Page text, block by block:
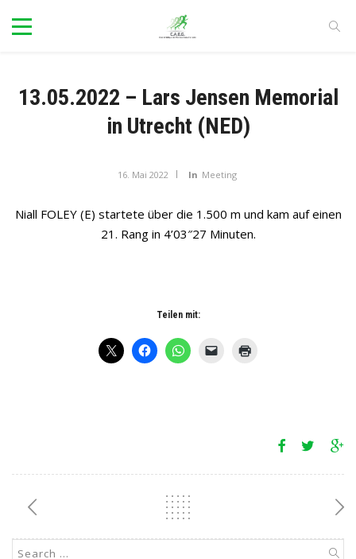
13.05.2022 – Lars Jensen Memorial
in Utrecht (NED)
16. Mai 2022 In Meeting
Niall FOLEY (E) startete über die 1.500 m und kam auf einen
21. Rang in 4’03″27 Minuten.
Teilen mit: